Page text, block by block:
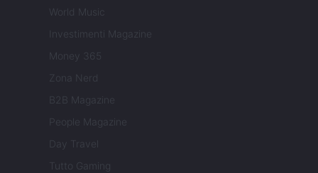
World Music
Investimenti Magazine
Money 365
Zona Nerd
B2B Magazine
People Magazine
Day Travel
Tutto Gaming